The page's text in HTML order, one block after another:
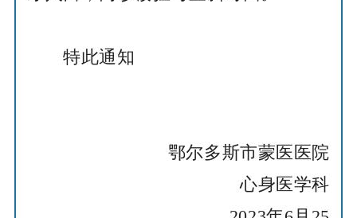
特此通知
鄂尔多斯市蒙医医院
心身医学科